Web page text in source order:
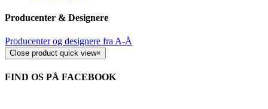
Producenter & Designere
Producenter og designere fra A-Å
Close product quick view×
FIND OS PÅ FACEBOOK